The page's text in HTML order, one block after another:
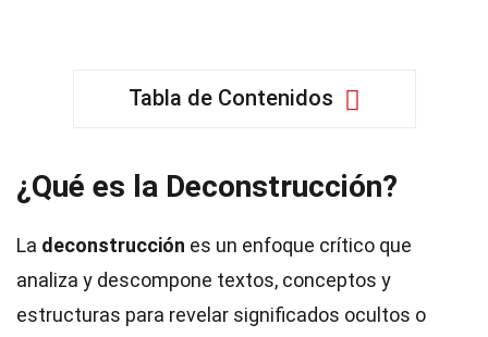
Tabla de Contenidos
¿Qué es la Deconstrucción?
La deconstrucción es un enfoque crítico que
analiza y descompone textos, conceptos y
estructuras para revelar significados ocultos o